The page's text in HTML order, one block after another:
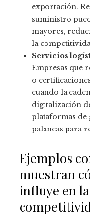
exportación.
suministro
mayores,
la
Servicios
Empresas que
o
cuando la
digitalización
plataformas de
palancas para
Ejemplos
muestran
influye en